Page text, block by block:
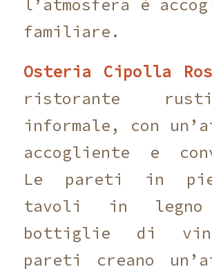
l’atmosfera è
familiare.
Osteria Cipolla
ristorante
informale, con
accogliente e
Le pareti in
tavoli in
bottiglie di
pareti creano